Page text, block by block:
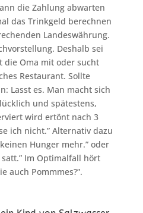
die Zahlung abwarten
das Trinkgeld berechnen
Landeswährung.
Deshalb sei
die Oma mit oder sucht
Restaurant. Sollte
Lasst es. Man macht sich
und spätestens,
wird ertönt nach 3
ich nicht.” Alternativ dazu
Hunger mehr.” oder
Im Optimalfall hört
auch Pommmes?”.